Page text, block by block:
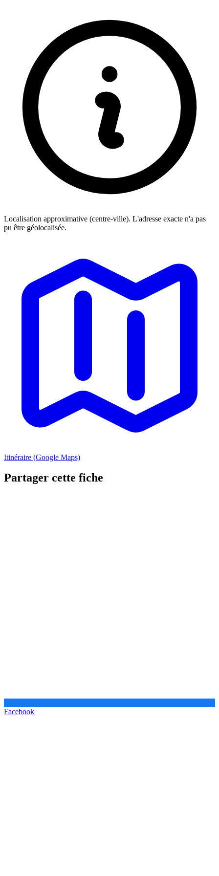
Localisation approximative (centre-ville). L'adresse exacte n'a pas
pu être géolocalisée.
Itinéraire (Google Maps)
Partager cette fiche
Facebook